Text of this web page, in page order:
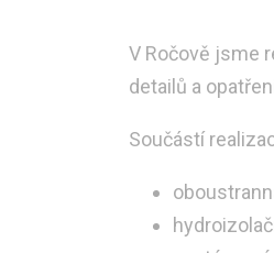
V Ročově jsme
detailů a
Součástí